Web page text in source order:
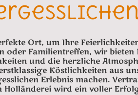
Ort, um Ihre
oder Familientreffen, wir
und die herzliche
Köstlichkeiten aus
Erlebnis machen.
Holländerei wird ein voller